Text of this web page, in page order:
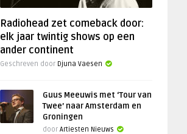
Radiohead zet comeback door:
elk jaar twintig shows op een
ander continent
Geschreven door Djuna Vaesen
Guus Meeuwis met ‘Tour van
Twee’ naar Amsterdam en
Groningen
door Artiesten Nieuws